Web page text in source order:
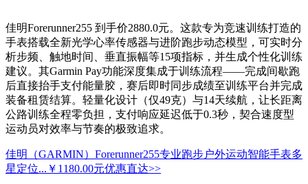
佳明Forerunner255 到手价2880.0元。这款专为竞速训练打造的
手表搭载全新光学心率传感器与进阶跑步动态模型，可实时分
析步频、触地时间、垂直振幅等15项指标，并生成个性化训练
建议。其Garmin Pay功能深度集成于训练流程——完成间歇跑
后直接抬手支付能量胶，赛后即时同步成绩至训练平台并完成
装备租赁结算。轻量化设计（仅49克）与14天续航，让长距离
公路训练全程零负担，支付响应延迟低于0.3秒，契合速度型
运动员对效率与节奏的极致追求。
佳明（GARMIN）Forerunner255专业跑步户外运动智能手表多
星定位... ￥1180.00元优惠直达>>